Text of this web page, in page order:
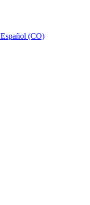
Español (CO)